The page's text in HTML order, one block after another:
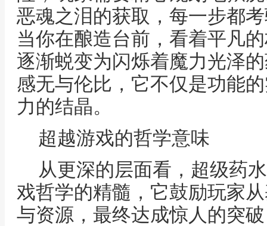
恶魂之泪的获取，每一步都
当你在酿造台前，看着平凡
逐渐蜕变为闪烁着魔力光泽
感无与伦比，它不仅是功能
力的结晶。
超越游戏的哲学意味
从更深的层面看，超级药
戏哲学的精髓，它鼓励玩家
与资源，最终达成惊人的突